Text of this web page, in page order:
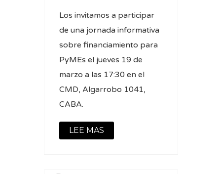
Los invitamos a participar
de una jornada informativa
sobre financiamiento para
PyMEs el jueves 19 de
marzo a las 17:30 en el
CMD, Algarrobo 1041,
CABA.
LEE MAS